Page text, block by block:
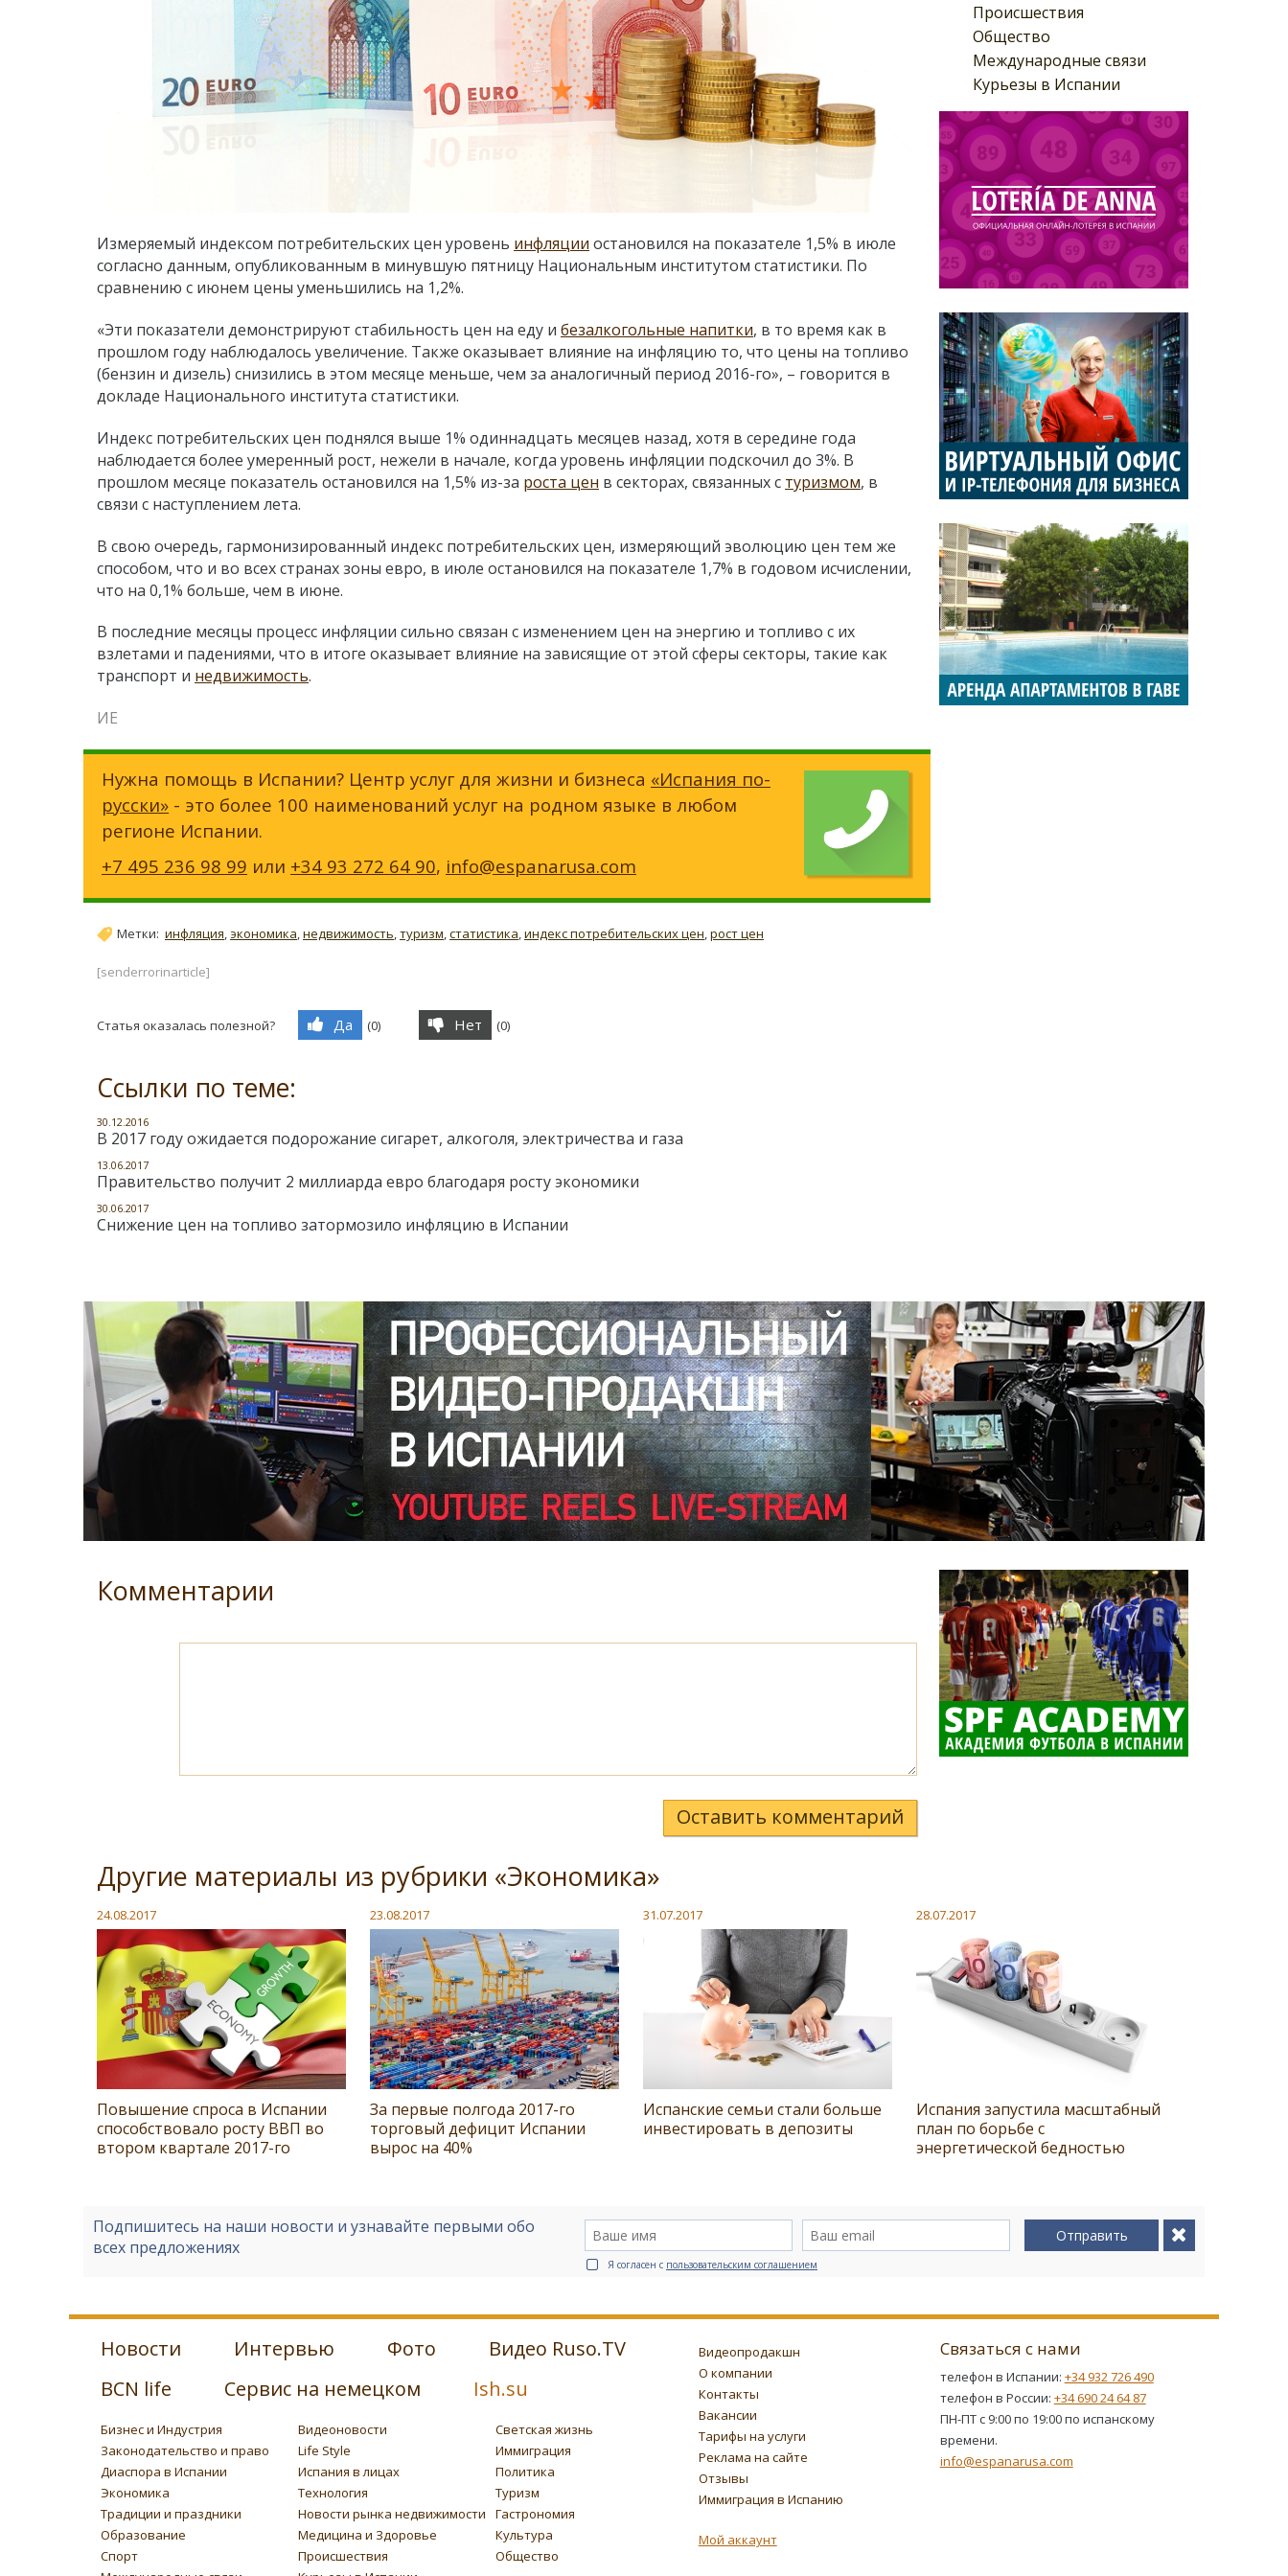
Происшествия
Общество
Международные связи
Курьезы в Испании
Измеряемый индексом потребительских цен уровень инфляции остановился на показателе 1,5% в июле
согласно данным, опубликованным в минувшую пятницу Национальным институтом статистики. По
сравнению с июнем цены уменьшились на 1,2%.
«Эти показатели демонстрируют стабильность цен на еду и безалкогольные напитки, в то время как в
прошлом году наблюдалось увеличение. Также оказывает влияние на инфляцию то, что цены на топливо
(бензин и дизель) снизились в этом месяце меньше, чем за аналогичный период 2016-го», – говорится в
докладе Национального института статистики.
Индекс потребительских цен поднялся выше 1% одиннадцать месяцев назад, хотя в середине года
наблюдается более умеренный рост, нежели в начале, когда уровень инфляции подскочил до 3%. В
прошлом месяце показатель остановился на 1,5% из-за роста цен в секторах, связанных с туризмом, в
связи с наступлением лета.
В свою очередь, гармонизированный индекс потребительских цен, измеряющий эволюцию цен тем же
способом, что и во всех странах зоны евро, в июле остановился на показателе 1,7% в годовом исчислении,
что на 0,1% больше, чем в июне.
В последние месяцы процесс инфляции сильно связан с изменением цен на энергию и топливо с их
взлетами и падениями, что в итоге оказывает влияние на зависящие от этой сферы секторы, такие как
транспорт и недвижимость.
ИЕ
Нужна помощь в Испании? Центр услуг для жизни и бизнеса «Испания по-
русски» - это более 100 наименований услуг на родном языке в любом
регионе Испании.
+7 495 236 98 99 или +34 93 272 64 90, info@espanarusa.com
Метки: инфляция, экономика,недвижимость,туризм,статистика,индекс потребительских цен,рост цен
[senderrorinarticle]
Статья оказалась полезной? Да (0) Нет (0)
Ссылки по теме:
30.12.2016
В 2017 году ожидается подорожание сигарет, алкоголя, электричества и газа
13.06.2017
Правительство получит 2 миллиарда евро благодаря росту экономики
30.06.2017
Снижение цен на топливо затормозило инфляцию в Испании
Комментарии
Оставить комментарий
Другие материалы из рубрики «Экономика»
24.08.2017
Повышение спроса в Испании
способствовало росту ВВП во
втором квартале 2017-го
23.08.2017
За первые полгода 2017-го
торговый дефицит Испании
вырос на 40%
31.07.2017
Испанские семьи стали больше
инвестировать в депозиты
28.07.2017
Испания запустила масштабный
план по борьбе с
энергетической бедностью
Подпишитесь на наши новости и узнавайте первыми обо
всех предложениях
Отправить
Я согласен с пользовательским соглашением
Новости Интервью Фото
Видео Ruso.TV
BCN life
Сервис на немецком Ish.su
Бизнес и Индустрия Видеоновости
Светская жизнь
Законодательство и право
Life Style
Иммиграция
Диаспора в Испании
Испания в лицах
Политика
Экономика
Технология
Туризм
Традиции и праздники
Новости рынка недвижимости
Гастрономия
Образование
Медицина и Здоровье
Культура
Спорт
Происшествия
Общество
Видеопродакшн
О компании
Контакты
Вакансии
Тарифы на услуги
Реклама на сайте
Отзывы
Иммиграция в Испанию
Мой аккаунт
Связаться с нами
телефон в Испании: +34 932 726 490
телефон в России: +34 690 24 64 87
ПН-ПТ с 9:00 по 19:00 по испанскому
времени.
info@espanarusa.com